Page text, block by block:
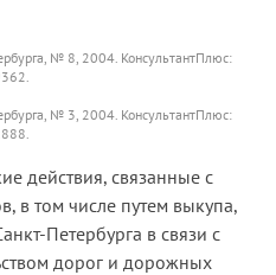
№ 8, 2004. КонсультантПлюс:
№ 3, 2004. КонсультантПлюс:
действия, связанные с
в том числе путем выкупа,
Петербурга в связи с
дорог и дорожных